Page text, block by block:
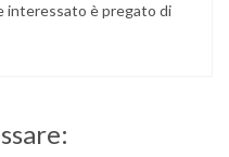
interessato è pregato di